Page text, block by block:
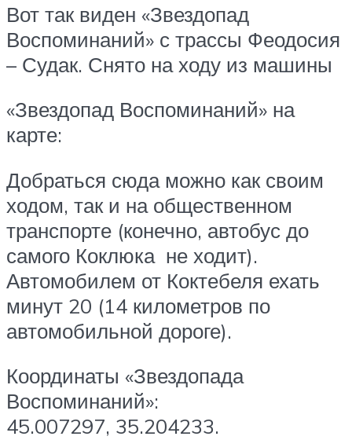
Вот так виден «Звездопад
Воспоминаний» с трассы Феодосия
– Судак. Снято на ходу из машины
«Звездопад Воспоминаний» на
карте:
Добраться сюда можно как своим
ходом, так и на общественном
транспорте (конечно, автобус до
самого Коклюка не ходит).
Автомобилем от Коктебеля ехать
минут 20 (14 километров по
автомобильной дороге).
Координаты «Звездопада
Воспоминаний»:
45.007297, 35.204233.